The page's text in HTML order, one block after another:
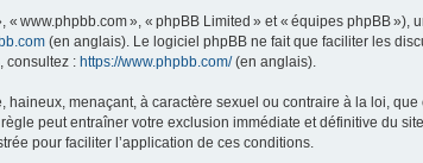
www.phpbb.com », « phpBB Limited » et « équipes phpBB
(en anglais). Le logiciel phpBB ne fait que faciliter les
consultez : https://www.phpbb.com/(en anglais).
menaçant, à caractère sexuel ou contraire à la loi,
peut entraîner votre exclusion immédiate et définitive du
pour faciliter l’application de ces conditions.